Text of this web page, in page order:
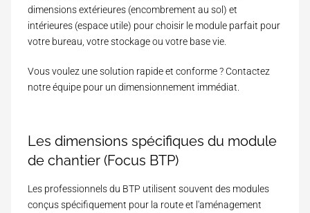
dimensions extérieures (encombrement au sol) et
intérieures (espace utile) pour choisir le module parfait pour
votre bureau, votre stockage ou votre base vie.
Vous voulez une solution rapide et conforme ? Contactez
notre équipe pour un dimensionnement immédiat.
Les dimensions spécifiques du module
de chantier (Focus BTP)
Les professionnels du BTP utilisent souvent des modules
conçus spécifiquement pour la route et l'aménagement